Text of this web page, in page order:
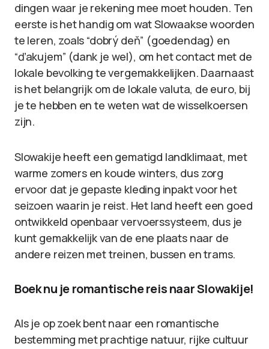
dingen waar je rekening mee moet houden. Ten
eerste is het handig om wat Slowaakse woorden
te leren, zoals “dobrý deň” (goedendag) en
“ďakujem” (dank je wel), om het contact met de
lokale bevolking te vergemakkelijken. Daarnaast
is het belangrijk om de lokale valuta, de euro, bij
je te hebben en te weten wat de wisselkoersen
zijn.
Slowakije heeft een gematigd landklimaat, met
warme zomers en koude winters, dus zorg
ervoor dat je gepaste kleding inpakt voor het
seizoen waarin je reist. Het land heeft een goed
ontwikkeld openbaar vervoerssysteem, dus je
kunt gemakkelijk van de ene plaats naar de
andere reizen met treinen, bussen en trams.
Boek nu je romantische reis naar Slowakije!
Als je op zoek bent naar een romantische
bestemming met prachtige natuur, rijke cultuur